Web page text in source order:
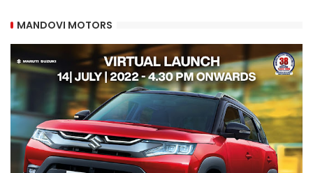
MANDOVI MOTORS